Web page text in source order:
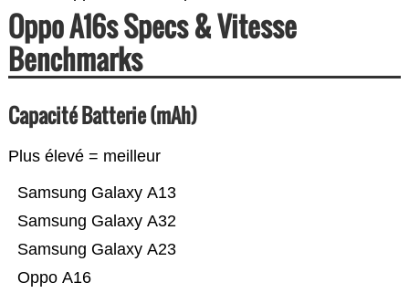
Oppo A16s Specs & Vitesse
Benchmarks
Capacité Batterie (mAh)
Plus élevé = meilleur
Oppo A16
Samsung Galaxy A23
Samsung Galaxy A32
Samsung Galaxy A13